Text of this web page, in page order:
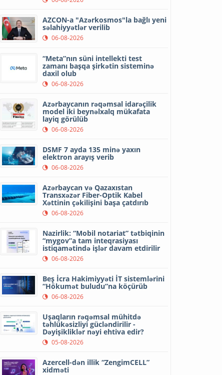
AZCON-a "Azərkosmos"la bağlı yeni
səlahiyyətlər verilib
06-08-2026
“Meta”nın süni intellekti test
zamanı başqa şirkətin sisteminə
daxil olub
06-08-2026
Azərbaycanın rəqəmsal idarəçilik
model iki beynəlxalq mükafata
layiq görülüb
06-08-2026
DSMF 7 ayda 135 minə yaxın
elektron arayış verib
06-08-2026
Azərbaycan və Qazaxıstan
Transxəzər Fiber-Optik Kabel
Xəttinin çəkilişini başa çatdırıb
06-08-2026
Nazirlik: “Mobil notariat” tətbiqinin
“mygov”a tam inteqrasiyası
istiqamətində işlər davam etdirilir
06-08-2026
Beş İcra Hakimiyyəti İT sistemlərini
“Hökumət buludu”na köçürüb
06-08-2026
Uşaqların rəqəmsal mühitdə
təhlükəsizliyi gücləndirilir -
Dəyişikliklər nəyi ehtiva edir?
05-08-2026
Azercell-dən illik “ZengimCELL”
xidməti